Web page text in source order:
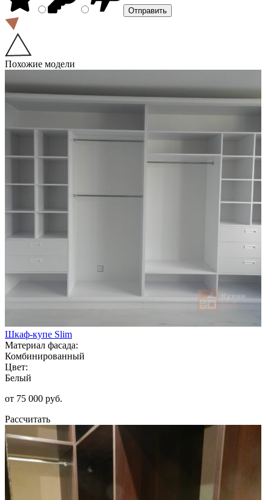
Похожие модели
Шкаф-купе Slim
Материал фасада:
Комбинированный
Цвет:
Белый
от 75 000 руб.
Рассчитать